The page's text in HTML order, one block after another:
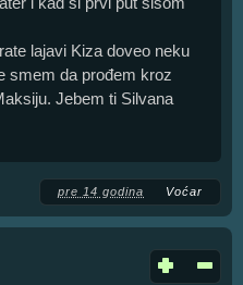
lajavi Kiza doveo neku
smem da prođem kroz
Jebem ti Silvana
pre 14 godina Voćar